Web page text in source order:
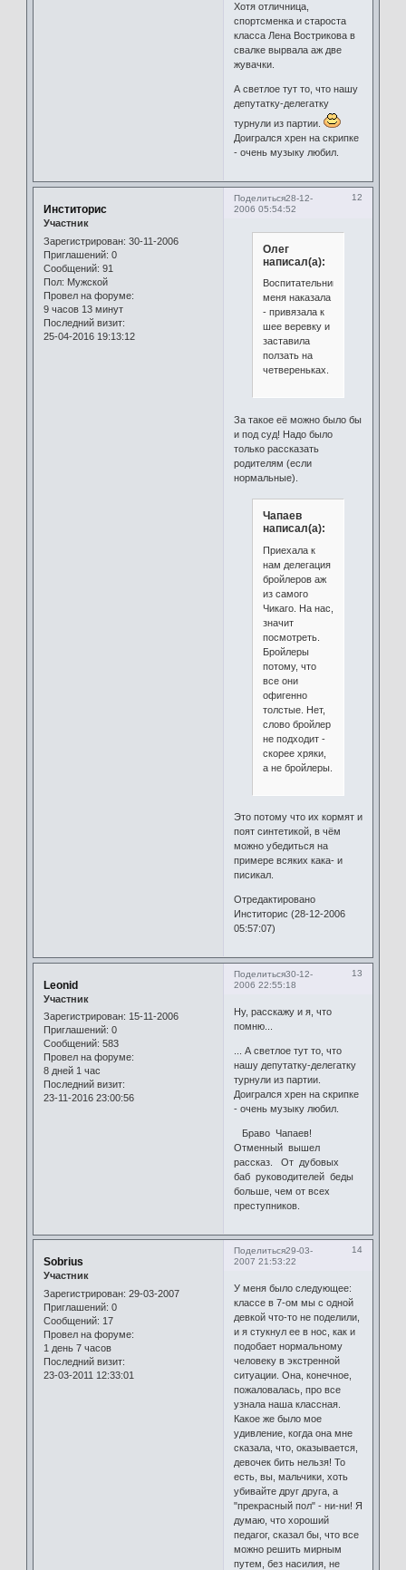
Хотя отличница,
спортсменка и староста
класса Лена Вострикова в
свалке вырвала аж две
жувачки.
А светлое тут то, что нашу
депутатку-делегатку
турнули из партии.
Доигрался хрен на скрипке
- очень музыку любил.
Поделиться 12
28-12-
2006 05:54:52
Инститорис
Участник
Зарегистрирован: 30-11-2006
Приглашений: 0
Сообщений: 91
Пол: Мужской
Провел на форуме:
9 часов 13 минут
Последний визит:
25-04-2016 19:13:12
Олег
написал(а):
Воспитательница
меня наказала
- привязала к
шее веревку и
заставила
ползать на
четвереньках.
За такое её можно было бы
и под суд! Надо было
только рассказать
родителям (если
нормальные).
Чапаев
написал(а):
Приехала к
нам делегация
бройлеров аж
из самого
Чикаго. На нас,
значит
посмотреть.
Бройлеры
потому, что
все они
офигенно
толстые. Нет,
слово бройлер
не подходит -
скорее хряки,
а не бройлеры.
Это потому что их кормят и
поят синтетикой, в чём
можно убедиться на
примере всяких кака- и
писикал.
Отредактировано
Инститорис (28-12-2006
05:57:07)
Поделиться 13
30-12-
2006 22:55:18
Leonid
Участник
Зарегистрирован: 15-11-2006
Приглашений: 0
Сообщений: 583
Провел на форуме:
8 дней 1 час
Последний визит:
23-11-2016 23:00:56
Ну, расскажу и я, что
помню...
... А светлое тут то, что
нашу депутатку-делегатку
турнули из партии.
Доигрался хрен на скрипке
- очень музыку любил.
Браво Чапаев!
Отменный вышел
рассказ. От дубовых
баб руководителей беды
больше, чем от всех
преступников.
Поделиться 14
29-03-
2007 21:53:22
Sobrius
Участник
Зарегистрирован: 29-03-2007
Приглашений: 0
Сообщений: 17
Провел на форуме:
1 день 7 часов
Последний визит:
23-03-2011 12:33:01
У меня было следующее:
классе в 7-ом мы с одной
девкой что-то не поделили,
и я стукнул ее в нос, как и
подобает нормальному
человеку в экстренной
ситуации. Она, конечное,
пожаловалась, про все
узнала наша классная.
Какое же было мое
удивление, когда она мне
сказала, что, оказывается,
девочек бить нельзя! То
есть, вы, мальчики, хоть
убивайте друг друга, а
"прекрасный пол" - ни-ни! Я
думаю, что хороший
педагог, сказал бы, что все
можно решить мирным
путем, без насилия, не